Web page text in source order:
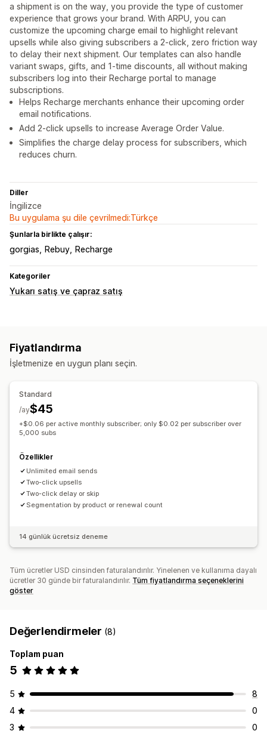
a shipment is on the way, you provide the type of customer
experience that grows your brand. With ARPU, you can
customize the upcoming charge email to highlight relevant
upsells while also giving subscribers a 2-click, zero friction way
to delay their next shipment. Our templates can also handle
variant swaps, gifts, and 1-time discounts, all without making
subscribers log into their Recharge portal to manage
subscriptions.
Helps Recharge merchants enhance their upcoming order
email notifications.
Add 2-click upsells to increase Average Order Value.
Simplifies the charge delay process for subscribers, which
reduces churn.
Diller
İngilizce
Bu uygulama şu dile çevrilmedi:Türkçe
Şunlarla birlikte çalışır:
gorgias Rebuy Recharge
Kategoriler
Yukarı satış ve çapraz satış
Fiyatlandırma
İşletmenize en uygun planı seçin.
Standard
$45
/ay
+$0.06 per active monthly subscriber; only $0.02 per subscriber over
5,000 subs
Özellikler
Unlimited email sends
Two-click upsells
Two-click delay or skip
Segmentation by product or renewal count
14 günlük ücretsiz deneme
Tüm ücretler USD cinsinden faturalandırılır. Yinelenen ve kullanıma dayalı
ücretler 30 günde bir faturalandırılır. Tüm fiyatlandırma seçeneklerini
göster
Değerlendirmeler (8)
Toplam puan
5
5
8
4
0
3
0